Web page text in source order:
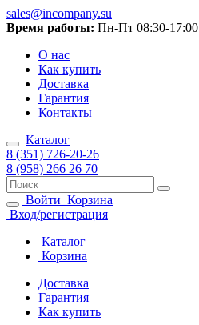
sales@incompany.su
Время работы: Пн-Пт 08:30-17:00
О нас
Как купить
Доставка
Гарантия
Контакты
Каталог
8 (351) 726-20-26
8 (958) 266 26 70
Войти Корзина
Вход/регистрация
Каталог
Корзина
Доставка
Гарантия
Как купить